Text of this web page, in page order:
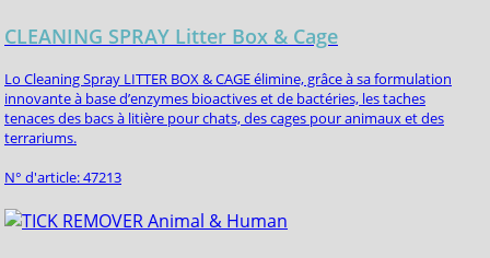
CLEANING SPRAY Litter Box & Cage
Lo Cleaning Spray LITTER BOX & CAGE élimine, grâce à sa formulation
innovante à base d’enzymes bioactives et de bactéries, les taches
tenaces des bacs à litière pour chats, des cages pour animaux et des
terrariums.
N° d'article: 47213